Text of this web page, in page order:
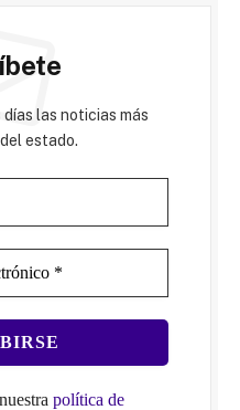
las noticias más
estado.
política de